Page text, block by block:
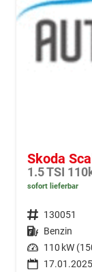
Skoda
1.5 TSI
sofort lieferbar
Fahrzeugnr. 130051
Kraftstoff Benzin
Leistung 110 kW
17.01.2025